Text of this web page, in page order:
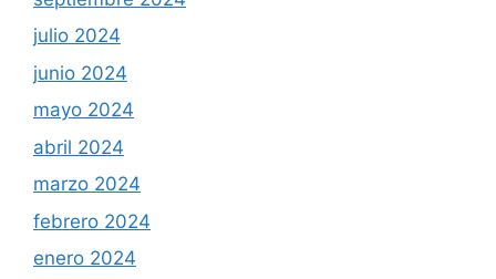
julio 2024
junio 2024
mayo 2024
abril 2024
marzo 2024
febrero 2024
enero 2024